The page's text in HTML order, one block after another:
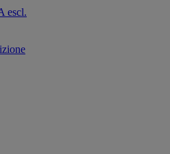
escl.